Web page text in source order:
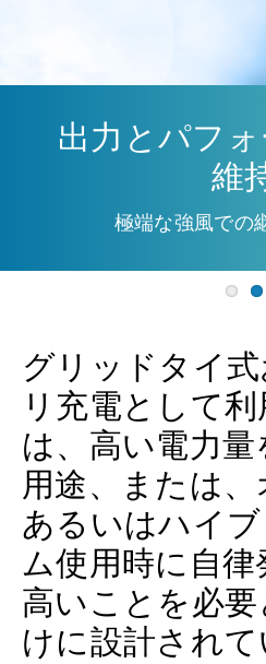
出力とパフ
維
極端な強風での
グリッドタイ
リ充電として
は、高い電力
用途、または
あるいはハイ
ム使用時に自
高いことを必
けに設計されて